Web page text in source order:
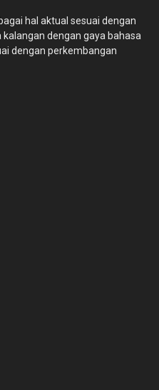
hal aktual sesuai dengan
dengan gaya bahasa
dengan perkembangan